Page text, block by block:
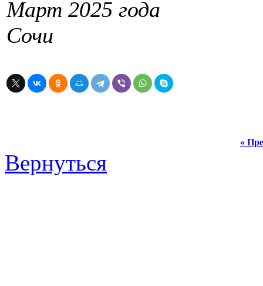
Март 2025 года
Сочи
«
Вернуться